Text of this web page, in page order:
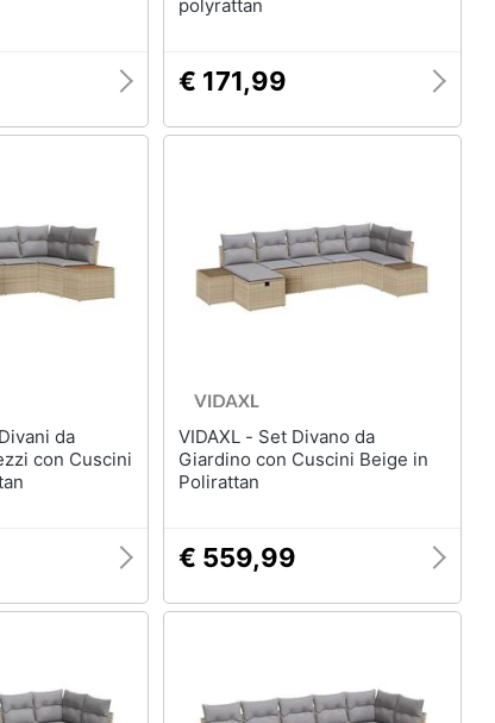
polyrattan
€ 171,99
con Cuscini
VIDAXL - Set Divano da
Giardino con Cuscini Beige in
Polirattan
€ 559,99